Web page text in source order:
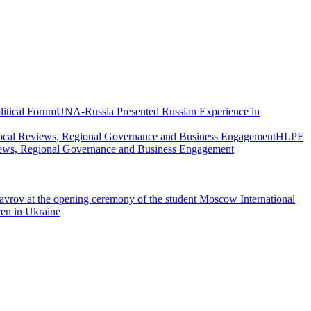
UNA-Russia Presented Russian Experience in
HLPF
Regional Governance and Business Engagement
at the opening ceremony of the student Moscow International
in Ukraine